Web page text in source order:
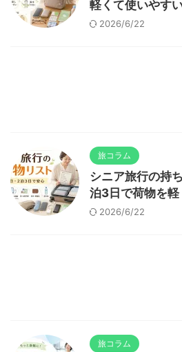
軽くて使いやす
2026/6/22
旅コラム
シニア旅行の持
泊3日で荷物を
2026/6/22
旅コラム